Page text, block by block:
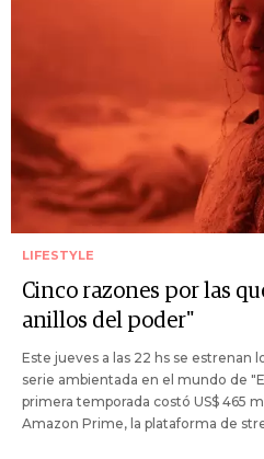
LIFESTYLE
Cinco razones por las
anillos del poder"
Este jueves a las 22 hs se estrenan
serie ambientada en el mundo de
primera temporada costó US$ 465
Amazon Prime, la plataforma de